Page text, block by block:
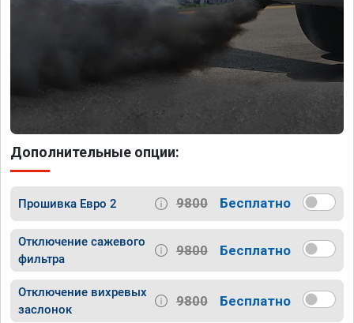
Дополнительные опции:
Прошивка Евро 2 9800 Бесплатно
Отключение сажевого
фильтра
9800 Бесплатно
Отключение вихревых
заслонок
9800 Бесплатно